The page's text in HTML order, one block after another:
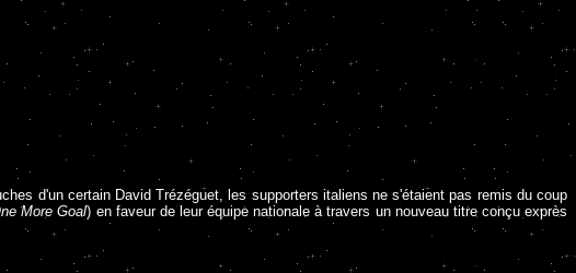
d'un certain David Trézéguet, les supporters italiens ne s'étaient pas remis du coup
More Goal) en faveur de leur équipe nationale à travers un nouveau titre conçu exprès